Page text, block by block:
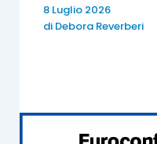
lo stesso
cui è
ai fini del
8 Luglio 2026
di Debora Reverberi